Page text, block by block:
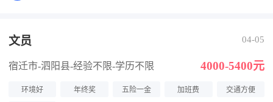
文员 04-05
宿迁市-泗阳县-经验不限-学历不限 4000-5400元
环境好 年终奖 五险一金 加班费 交通方便